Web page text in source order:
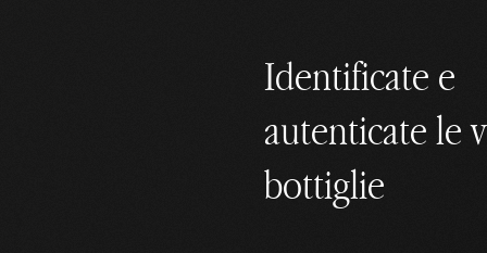
Identificate e
autenticate le
bottiglie